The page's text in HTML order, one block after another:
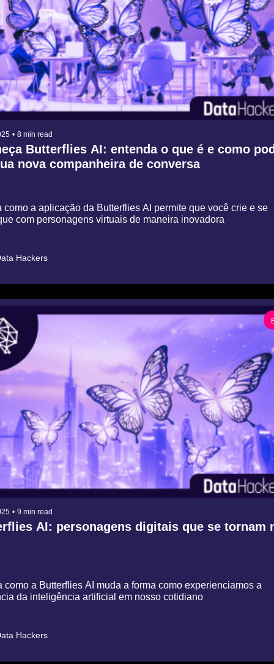
• 8 min read
Butterflies AI: entenda o que é e como
nova companheira de conversa
como a aplicação da Butterflies AI permite que você crie e se
com personagens virtuais de maneira inovadora
Hackers
• 9 min read
AI: personagens digitais que se tornam
como a Butterflies AI muda a forma como experienciamos a
da inteligência artificial em nosso cotidiano
Hackers